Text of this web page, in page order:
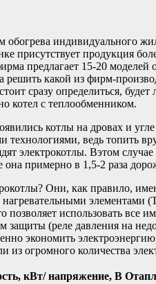
индивидуального
присутствует продукция
предлагает 15-20
решить какой из фирм-
сразу определиться,
котел с теплообменником.
котлы на дровах и
технологиями, ведь топить
электрокотлы. Вэтом
примерно в 1,5-2 раза
Они, как правило,
позволяет использовать
защиты (реле давления на
экономить
огромного количества
кВт/ напряжение, В